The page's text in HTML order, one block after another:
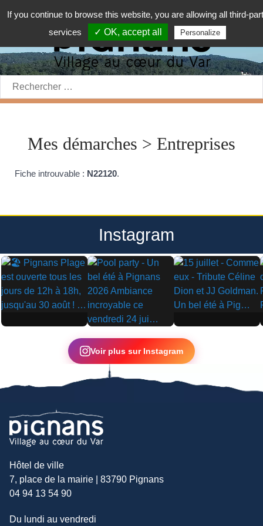
Rechercher:
Mes démarches > Entreprises
Fiche introuvable : N22120.
Instagram
▶
▶
▶
Voir plus sur Instagram
Hôtel de ville
7, place de la mairie | 83790 Pignans
04 94 13 54 90
Du lundi au vendredi
If you continue to browse this website, you are allowing all third-
services
✓ OK, accept all Personalize